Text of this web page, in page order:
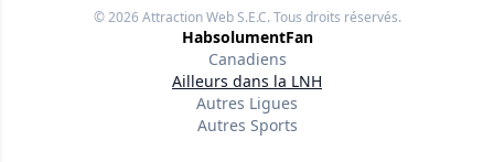
© 2026Attraction Web S.E.C.Tous droits réservés.
HabsolumentFan
Canadiens
Ailleurs dans la LNH
Autres Ligues
Autres Sports